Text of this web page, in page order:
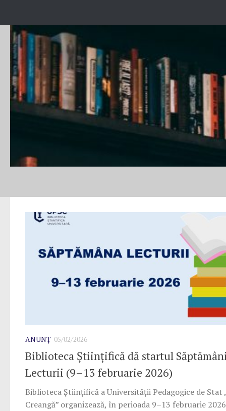
ANUNȚ 05/02/2026
Biblioteca Științifică dă startul
Lecturii (9–13 februarie 2026)
Biblioteca Științifică a Universității Pedagogice de Stat
Creangă” organizează, în perioada 9–13 februarie